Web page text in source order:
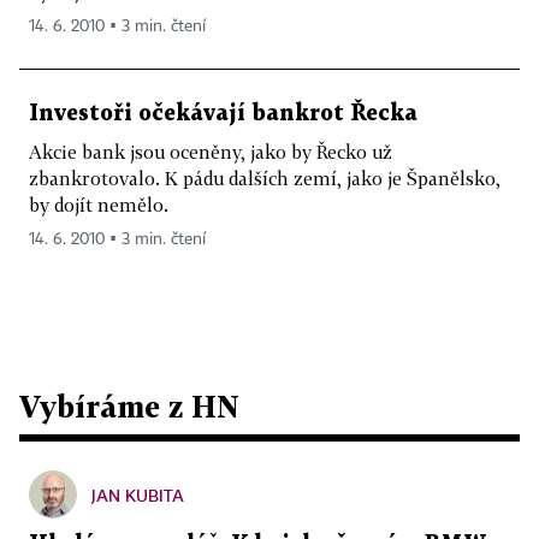
14. 6. 2010 ▪ 3 min. čtení
Investoři očekávají bankrot Řecka
Akcie bank jsou oceněny, jako by Řecko už
zbankrotovalo. K pádu dalších zemí, jako je Španělsko,
by dojít nemělo.
14. 6. 2010 ▪ 3 min. čtení
Vybíráme z HN
JAN KUBITA